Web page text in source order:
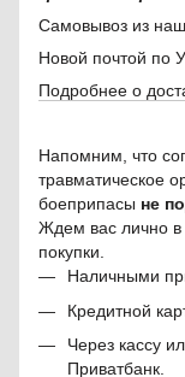
Самовывоз из
Новой почтой по
Подробнее о
Напомним, что
травматическое
боеприпасы не
Ждем вас лично
покупки.
Наличными
Кредитной
Через кассу
Приватбанк.